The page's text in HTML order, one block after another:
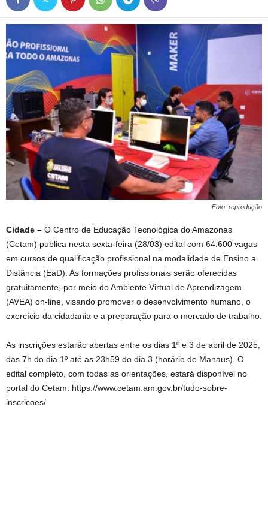
Foto: reprodução
Cidade – O Centro de Educação Tecnológica do Amazonas
(Cetam) publica nesta sexta-feira (28/03) edital com 64.600 vagas
em cursos de qualificação profissional na modalidade de Ensino a
Distância (EaD). As formações profissionais serão oferecidas
gratuitamente, por meio do Ambiente Virtual de Aprendizagem
(AVEA) on-line, visando promover o desenvolvimento humano, o
exercício da cidadania e a preparação para o mercado de trabalho.
As inscrições estarão abertas entre os dias 1º e 3 de abril de 2025,
das 7h do dia 1º até as 23h59 do dia 3 (horário de Manaus). O
edital completo, com todas as orientações, estará disponível no
portal do Cetam: https://www.cetam.am.gov.br/tudo-sobre-
inscricoes/.